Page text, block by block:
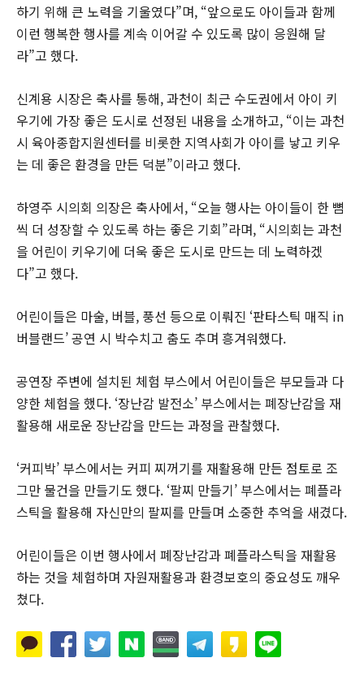
하기 위해 큰 노력을 기울였다”며, “앞으로도 아이들과 함께
이런 행복한 행사를 계속 이어갈 수 있도록 많이 응원해 달
라”고 했다.
신계용 시장은 축사를 통해, 과천이 최근 수도권에서 아이 키
우기에 가장 좋은 도시로 선정된 내용을 소개하고, “이는 과천
시 육아종합지원센터를 비롯한 지역사회가 아이를 낳고 키우
는 데 좋은 환경을 만든 덕분”이라고 했다.
하영주 시의회 의장은 축사에서, “오늘 행사는 아이들이 한 뼘
씩 더 성장할 수 있도록 하는 좋은 기회”라며, “시의회는 과천
을 어린이 키우기에 더욱 좋은 도시로 만드는 데 노력하겠
다”고 했다.
어린이들은 마술, 버블, 풍선 등으로 이뤄진 ‘판타스틱 매직 in
버블랜드’ 공연 시 박수치고 춤도 추며 흥겨워했다.
공연장 주변에 설치된 체험 부스에서 어린이들은 부모들과 다
양한 체험을 했다. ‘장난감 발전소’ 부스에서는 폐장난감을 재
활용해 새로운 장난감을 만드는 과정을 관찰했다.
‘커피박’ 부스에서는 커피 찌꺼기를 재활용해 만든 점토로 조
그만 물건을 만들기도 했다. ‘팔찌 만들기’ 부스에서는 폐플라
스틱을 활용해 자신만의 팔찌를 만들며 소중한 추억을 새겼다.
어린이들은 이번 행사에서 폐장난감과 폐플라스틱을 재활용
하는 것을 체험하며 자원재활용과 환경보호의 중요성도 깨우
쳤다.